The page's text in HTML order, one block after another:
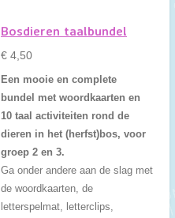
Bosdieren taalbundel
€ 4,50
Een mooie en complete
bundel met woordkaarten en
10 taal activiteiten rond de
dieren in het (herfst)bos, voor
groep 2 en 3.
Ga onder andere aan de slag met
de woordkaarten, de
letterspelmat, letterclips,